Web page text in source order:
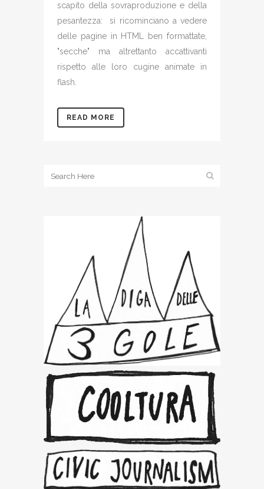
scapito della sovraproduzione e della
pesantezza: si ricominciano a vedere
delle pagine in HTML ben formattate,
"secche" ma altrettanto accattivanti
rispetto alle loro cugine animate in
flash.
READ MORE